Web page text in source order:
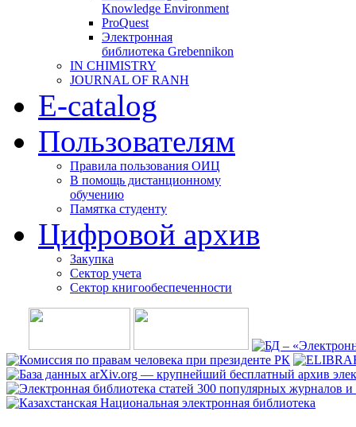
Knowledge Environment
ProQuest
Электронная
библиотека Grebennikon
IN CHIMISTRY
JOURNAL OF RANH
E-catalog
Пользователям
Правила пользования ОИЦ
В помощь дистанционному
обучению
Памятка студенту
Цифровой архив
Закупка
Сектор учета
Сектор книгообеспеченности